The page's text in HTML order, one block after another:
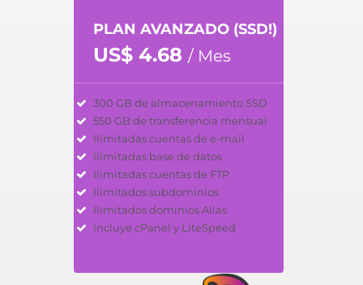
PLAN AVANZADO (SSD!)
US$ 4.68 / Mes
300 GB de almacenamiento SSD
550 GB de transferencia mensual
Ilimitadas cuentas de e-mail
Ilimitadas base de datos
Ilimitadas cuentas de FTP
Ilimitados subdominios
Ilimitados dominios Alias
Incluye cPanel y LiteSpeed